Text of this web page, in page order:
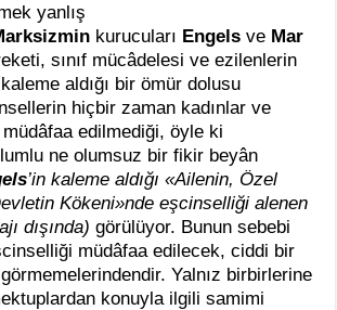
yanlış
kurucuları Engelsve Mar
sınıf mücâdelesi ve ezilenlerin
aldığı bir ömür dolusu
hiçbir zaman kadınlar ve
edilmediği, öyle ki
ne olumsuz bir fikir beyân
’in kaleme aldığı «Ailenin, Özel
Kökeni»nde eşcinselliği alenen
dışında) görülüyor. Bunun sebebi
müdâfaa edilecek, ciddi bir
Yalnız birbirlerine
konuyla ilgili samimi